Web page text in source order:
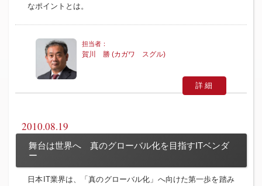
なポイントとは。
賀川 勝 (カガワ スグル)
詳細
2010.08.19
舞台は世界へ 真のグローバル化を目指すITベンダ
ー
日本IT業界は、「真のグローバル化」へ向けた第一歩を踏み